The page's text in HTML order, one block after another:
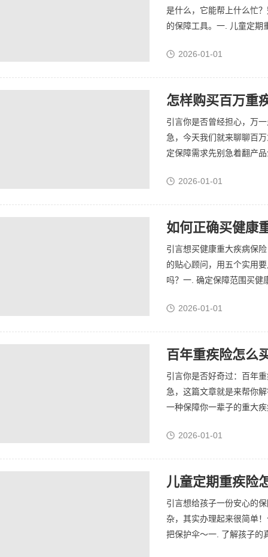
是什么，它能帮上什么忙
的保障工具。一. 儿童定期
2026-01-01
怎样购买百万重
引言你是否曾经担心，万
急，今天我们就来聊聊百
定保障需求先别急着翻产
2026-01-01
如何正确买健康
引言想买健康重大疾病保
的贴心顾问，用五个实用
吗？一. 确定保障范围买健
2026-01-01
百年重疾险怎么
引言你是否好奇过：百年
急，这篇文章就是来帮你
一种保障你一辈子的重大
2026-01-01
儿童定期重疾险
引言想给孩子一份安心的
杂，其实办理起来很简单
把保护伞～一. 了解孩子的